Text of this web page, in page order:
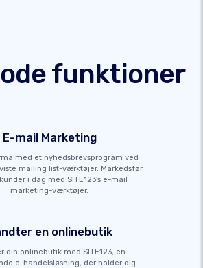
funktioner
E-mail Marketing
med et nyhedsbrevsprogram ved
mailing list-værktøjer. Markedsfør
i dag med SITE123's e-mail
marketing-værktøjer.
en onlinebutik
din onlinebutik med SITE123, en
e-handelsløsning, der holder dig